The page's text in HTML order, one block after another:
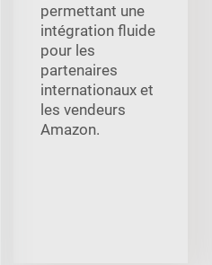
permettant une
intégration fluide
pour les
partenaires
internationaux et
les vendeurs
Amazon.